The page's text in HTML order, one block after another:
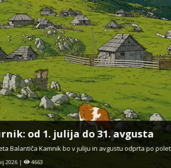
potujoče knjižnice od
potujoče knjižnice od septembra 2026 do junija
julij 2026 |